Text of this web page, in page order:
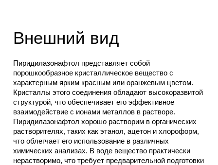
Внешний вид
Пиридилазонафтол представляет собой
порошкообразное кристаллическое вещество с
характерным ярким красным или оранжевым цветом.
Кристаллы этого соединения обладают высокоразвитой
структурой, что обеспечивает его эффективное
взаимодействие с ионами металлов в растворе.
Пиридилазонафтол хорошо растворим в органических
растворителях, таких как этанол, ацетон и хлороформ,
что облегчает его использование в различных
химических анализах. В воде вещество практически
нерастворимо, что требует предварительной подготовки